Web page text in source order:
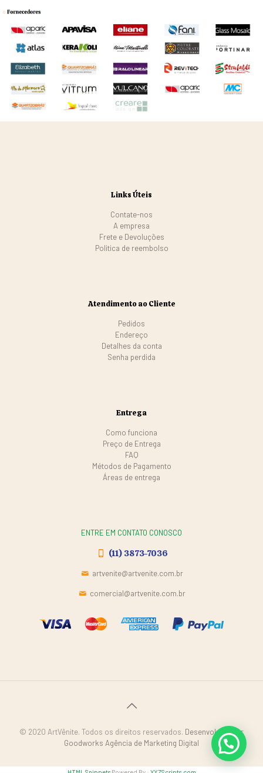
Links Úteis
Contate-nos
A empresa
Frete e Devoluções
Politica de reembolso
Atendimento ao Cliente
Pedidos
Endereço
Detalhes da conta
Senha perdida
Entrega
Como funciona
Preço de Entrega
FAQ
Métodos de Pagamento
Áreas de entrega
ENTRE EM CONTATO CONOSCO
(11) 3873-7036
artvenite@artvenite.com.br
comercial@artvenite.com.br
© 2020 ArtVênite. Todos os direitos reservados. Desenvolvido por
Goodworks Agência de Marketing Digital